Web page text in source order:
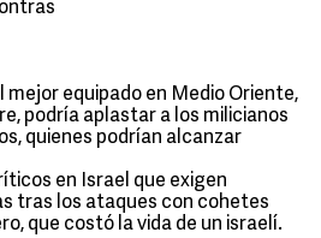
mejor equipado en Medio Oriente,
podría aplastar a los milicianos
quienes podrían alcanzar
en Israel que exigen
tras los ataques con cohetes
que costó la vida de un israelí.